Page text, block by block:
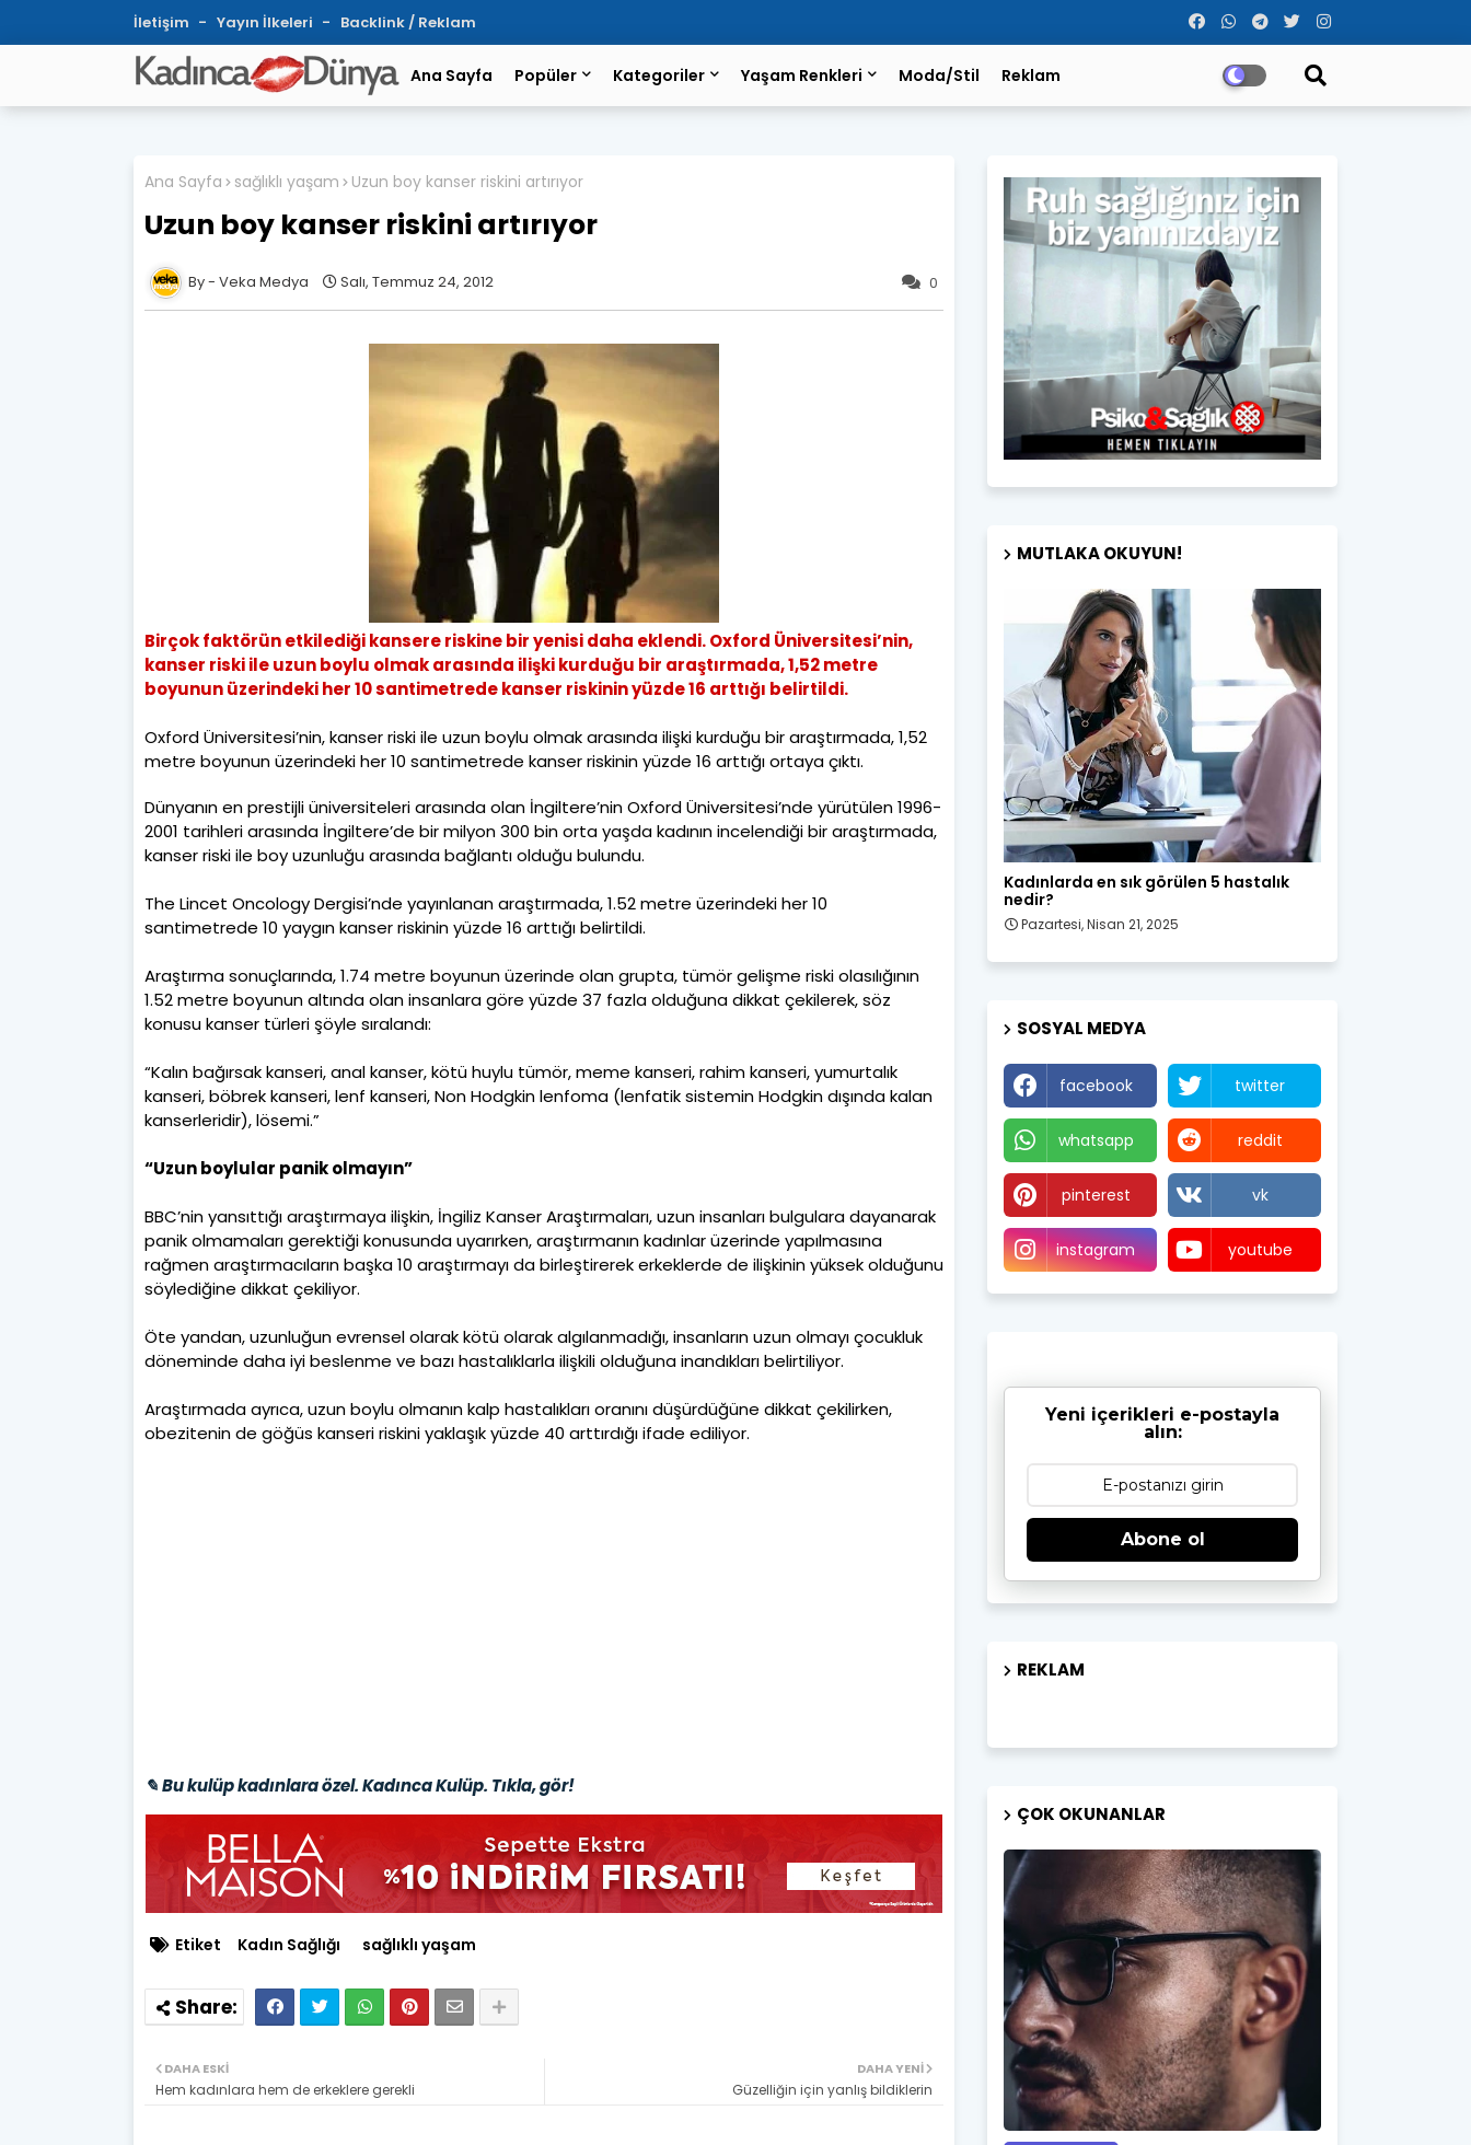
İletişim Yayın İlkeleri Backlink / Reklam
Ana Sayfa Popüler Kategoriler Yaşam Renkleri Moda/Stil Reklam
Ana Sayfa sağlıklı yaşam Uzun boy kanser riskini artırıyor
Uzun boy kanser riskini artırıyor
0
Veka Medya Salı, Temmuz 24, 2012
Birçok faktörün etkilediği kansere riskine bir yenisi daha eklendi. Oxford Üniversitesi’nin,
kanser riski ile uzun boylu olmak arasında ilişki kurduğu bir araştırmada, 1,52 metre
boyunun üzerindeki her 10 santimetrede kanser riskinin yüzde 16 arttığı belirtildi.
Oxford Üniversitesi’nin, kanser riski ile uzun boylu olmak arasında ilişki kurduğu bir araştırmada, 1,52
metre boyunun üzerindeki her 10 santimetrede kanser riskinin yüzde 16 arttığı ortaya çıktı.
Dünyanın en prestijli üniversiteleri arasında olan İngiltere’nin Oxford Üniversitesi’nde yürütülen 1996-
2001 tarihleri arasında İngiltere’de bir milyon 300 bin orta yaşda kadının incelendiği bir araştırmada,
kanser riski ile boy uzunluğu arasında bağlantı olduğu bulundu.
The Lincet Oncology Dergisi’nde yayınlanan araştırmada, 1.52 metre üzerindeki her 10
santimetrede 10 yaygın kanser riskinin yüzde 16 arttığı belirtildi.
Araştırma sonuçlarında, 1.74 metre boyunun üzerinde olan grupta, tümör gelişme riski olasılığının
1.52 metre boyunun altında olan insanlara göre yüzde 37 fazla olduğuna dikkat çekilerek, söz
konusu kanser türleri şöyle sıralandı:
“Kalın bağırsak kanseri, anal kanser, kötü huylu tümör, meme kanseri, rahim kanseri, yumurtalık
kanseri, böbrek kanseri, lenf kanseri, Non Hodgkin lenfoma (lenfatik sistemin Hodgkin dışında kalan
kanserleridir), lösemi.”
“Uzun boylular panik olmayın”
BBC’nin yansıttığı araştırmaya ilişkin, İngiliz Kanser Araştırmaları, uzun insanları bulgulara dayanarak
panik olmamaları gerektiği konusunda uyarırken, araştırmanın kadınlar üzerinde yapılmasına
rağmen araştırmacıların başka 10 araştırmayı da birleştirerek erkeklerde de ilişkinin yüksek olduğunu
söylediğine dikkat çekiliyor.
Öte yandan, uzunluğun evrensel olarak kötü olarak algılanmadığı, insanların uzun olmayı çocukluk
döneminde daha iyi beslenme ve bazı hastalıklarla ilişkili olduğuna inandıkları belirtiliyor.
Araştırmada ayrıca, uzun boylu olmanın kalp hastalıkları oranını düşürdüğüne dikkat çekilirken,
obezitenin de göğüs kanseri riskini yaklaşık yüzde 40 arttırdığı ifade ediliyor.
✎ Bu kulüp kadınlara özel. Kadınca Kulüp. Tıkla, gör!
Etiket Kadın Sağlığı sağlıklı yaşam
DAHA YENI
Güzelliğin için yanlış bildiklerin
DAHA ESKI
Hem kadınlara hem de erkeklere gerekli
MUTLAKA OKUYUN!
Kadın Sağlığı
Kadınlarda en sık görülen 5 hastalık
nedir?
Pazartesi, Nisan 21, 2025
SOSYAL MEDYA
facebook twitter
whatsapp reddit
pinterest vk
instagram youtube
Yeni içerikleri e-postayla
alın:
Abone ol
REKLAM
ÇOK OKUNANLAR